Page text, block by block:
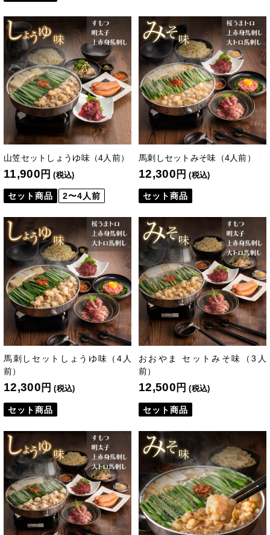
山笠セットしょうゆ味（4人前）
11,900 円 (税込)
セット商品 2〜4人前
馬刺しセットみそ味（4人前）
12,300 円 (税込)
セット商品
馬刺しセットしょうゆ味（4人
前）
12,300 円 (税込)
セット商品
おおやま セットみそ味（3人
前）
12,500 円 (税込)
セット商品